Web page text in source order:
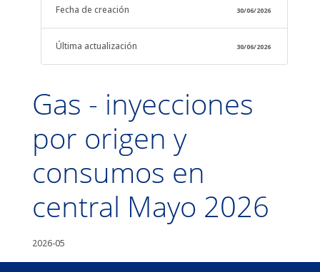
Fecha de creación 30/06/2026
Última actualización 30/06/2026
Gas - inyecciones
por origen y
consumos en
central Mayo 2026
2026-05